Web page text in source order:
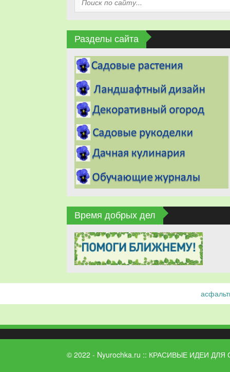
Разделы сайта
Время добрых дел
© 2022 - Nyurochka.ru :: КРАСИВЫЕ ИДЕИ ДЛЯ